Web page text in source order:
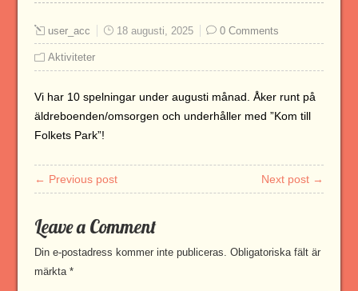
user_acc 18 augusti, 2025 0 Comments
Aktiviteter
Vi har 10 spelningar under augusti månad. Åker runt på
äldreboenden/omsorgen och underhåller med ”Kom till
Folkets Park”!
← Previous post Next post →
Leave a Comment
Din e-postadress kommer inte publiceras. Obligatoriska fält är
märkta *